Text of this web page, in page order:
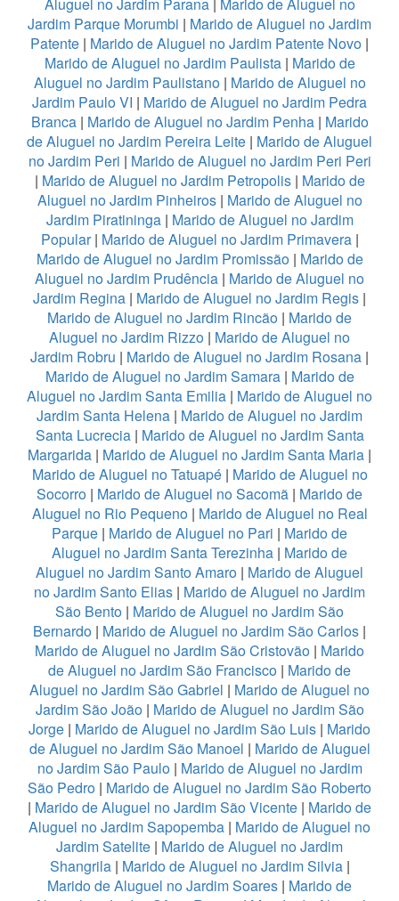
Jardim Parque Morumbi | Marido de Aluguel no Jardim
Patente | Marido de Aluguel no Jardim Patente Novo |
Marido de Aluguel no Jardim Paulista| Marido de
Aluguel no Jardim Paulistano| Marido de Aluguel no
Jardim Paulo VI | Marido de Aluguel no Jardim Pedra
Branca| Marido de Aluguel no Jardim Penha| Marido
de Aluguel no Jardim Pereira Leite | Marido de Aluguel
no Jardim Peri | Marido de Aluguel no Jardim Peri Peri
| Marido de Aluguel no Jardim Petropolis| Marido de
Aluguel no Jardim Pinheiros| Marido de Aluguel no
Jardim Piratininga| Marido de Aluguel no Jardim
Popular| Marido de Aluguel no Jardim Primavera|
Marido de Aluguel no Jardim Promissão| Marido de
Aluguel no Jardim Prudência | Marido de Aluguel no
Jardim Regina | Marido de Aluguel no Jardim Regis |
Marido de Aluguel no Jardim Rincão | Marido de
Aluguel no Jardim Rizzo | Marido de Aluguel no
Jardim Robru | Marido de Aluguel no Jardim Rosana |
Marido de Aluguel no Jardim Samara| Marido de
Aluguel no Jardim Santa Emilia | Marido de Aluguel no
Jardim Santa Helena | Marido de Aluguel no Jardim
Santa Lucrecia| Marido de Aluguel no Jardim Santa
Margarida | Marido de Aluguel no Jardim Santa Maria |
Marido de Aluguel no Tatuapé| Marido de Aluguel no
Socorro | Marido de Aluguel no Sacomã | Marido de
Aluguel no Rio Pequeno| Marido de Aluguel no Real
Parque | Marido de Aluguel no Pari | Marido de
Aluguel no Jardim Santa Terezinha | Marido de
Aluguel no Jardim Santo Amaro | Marido de Aluguel
no Jardim Santo Elias | Marido de Aluguel no Jardim
São Bento | Marido de Aluguel no Jardim São
Bernardo | Marido de Aluguel no Jardim São Carlos |
Marido de Aluguel no Jardim São Cristovão | Marido
de Aluguel no Jardim São Francisco | Marido de
Aluguel no Jardim São Gabriel | Marido de Aluguel no
Jardim São João| Marido de Aluguel no Jardim São
Jorge | Marido de Aluguel no Jardim São Luis | Marido
de Aluguel no Jardim São Manoel | Marido de Aluguel
no Jardim São Paulo| Marido de Aluguel no Jardim
São Pedro | Marido de Aluguel no Jardim São Roberto
| Marido de Aluguel no Jardim São Vicente | Marido de
Aluguel no Jardim Sapopemba | Marido de Aluguel no
Jardim Satelite | Marido de Aluguel no Jardim
Shangrila| Marido de Aluguel no Jardim Silvia|
Marido de Aluguel no Jardim Soares | Marido de